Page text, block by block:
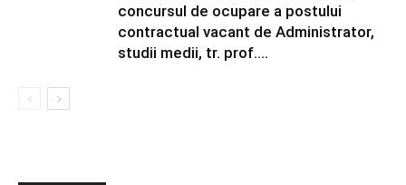
concursul de ocupare a postului
contractual vacant de Administrator,
studii medii, tr. prof....